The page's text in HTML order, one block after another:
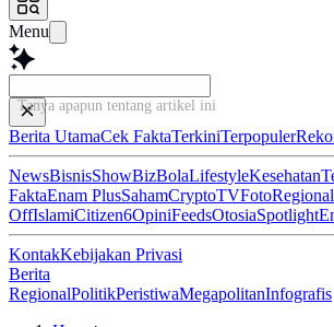
Menu
Tanya apapun tentang artikel ini...
Berita UtamaCek FaktaTerkiniTerpopuler
NewsBisnisShowBizBolaLifestyleKesehatan
FaktaEnam PlusSahamCryptoTVFotoRegional
OffIslamiCitizen6OpiniFeedsOtosiaSpotlight
KontakKebijakan Privasi
Berita
RegionalPolitikPeristiwaMegapolitanInfografis